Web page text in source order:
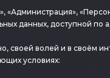
«Администрация»,
данных, доступной по
своей волей и в своём
условиях: